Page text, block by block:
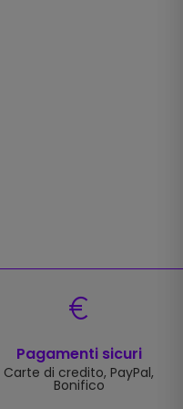
Pagamenti sicuri
Carte di credito, PayPal,
Bonifico